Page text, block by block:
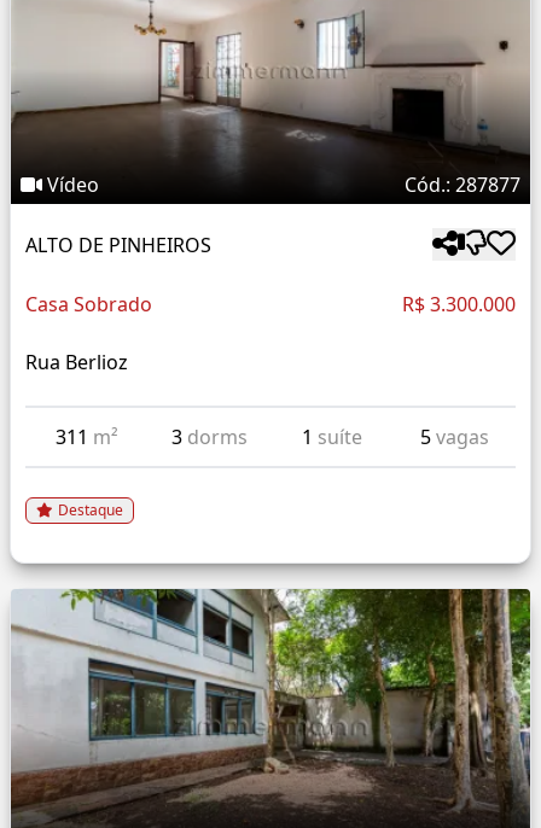
Vídeo Cód.: 287877
ALTO DE PINHEIROS
Casa Sobrado R$ 3.300.000
Rua Berlioz
311 m² 3 dorms 1 suíte 5vagas
Destaque